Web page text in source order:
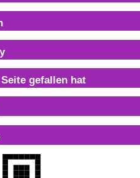
gefallen hat